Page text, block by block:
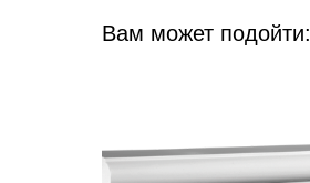
Вам может подойти: